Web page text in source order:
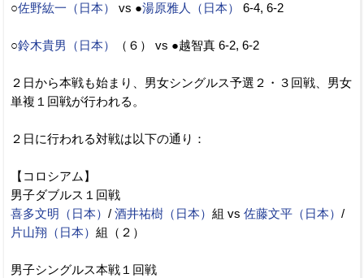
○佐野紘一（日本） vs ●湯原雅人（日本） 6-4, 6-2
○鈴木貴男（日本） （６） vs ●越智真 6-2, 6-2
２日から本戦も始まり、男女シングルス予選２・３回戦、男女
単複１回戦が行われる。
２日に行われる対戦は以下の通り：
【コロシアム】
男子ダブルス１回戦
喜多文明（日本） / 酒井祐樹（日本） 組 vs 佐藤文平（日本） /
片山翔（日本） 組（２）
男子シングルス本戦１回戦